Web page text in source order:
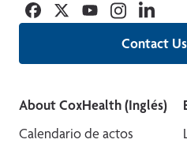
Contact
Facebook
TwitterYouTubeInstagram
About CoxHealth (Inglés)
Calendario de actos